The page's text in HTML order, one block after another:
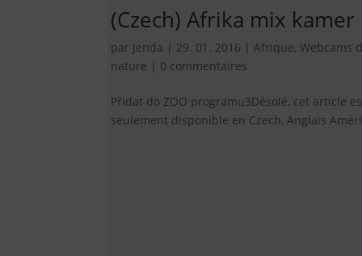
(Czech) Afrika mix kamer
par Jenda | 29. 01. 2016 | Afrique, Webcams
nature | 0 commentaires
Přidat do ZOO programu3Désolé, cet article
seulement disponible en Czech, Anglais